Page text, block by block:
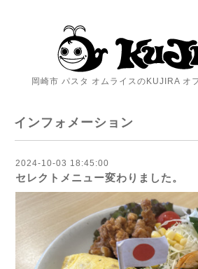
岡崎市 パスタ オムライスのKUJIRA オ
インフォメーション
2024-10-03 18:45:00
セレクトメニュー変わりました。